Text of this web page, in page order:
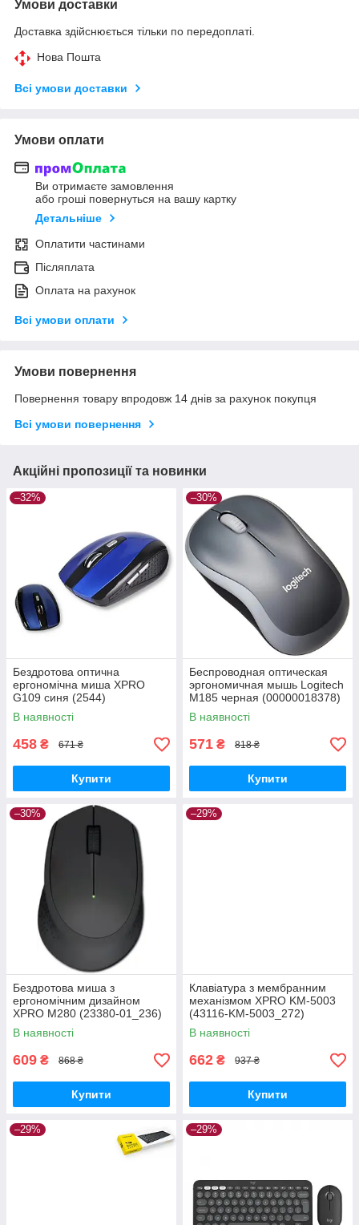
Умови доставки
Доставка здійснюється тільки по передоплаті.
Нова Пошта
Всі умови доставки
Умови оплати
Ви отримаєте замовлення
або гроші повернуться на вашу картку
Детальніше
Оплатити частинами
Післяплата
Оплата на рахунок
Всі умови оплати
Умови повернення
Повернення товару впродовж 14 днів за рахунок покупця
Всі умови повернення
Акційні пропозиції та новинки
–32%
Бездротова оптична
ергономічна миша XPRO
G109 синя (2544)
В наявності
458 ₴ 671 ₴
Купити
–30%
Беспроводная оптическая
эргономичная мышь Logitech
M185 черная (00000018378)
В наявності
571 ₴ 818 ₴
Купити
–30%
Бездротова миша з
ергономічним дизайном
XPRO M280 (23380-01_236)
В наявності
609 ₴ 868 ₴
Купити
–29%
Клавіатура з мембранним
механізмом XPRO KM-5003
(43116-KM-5003_272)
В наявності
662 ₴ 937 ₴
Купити
–29% –29%